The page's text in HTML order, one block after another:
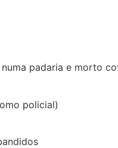
padaria e morto
policial)